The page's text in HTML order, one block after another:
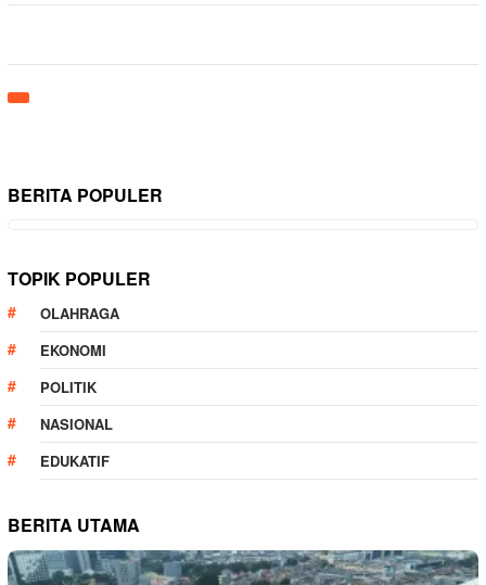
BERITA POPULER
TOPIK POPULER
OLAHRAGA
EKONOMI
POLITIK
NASIONAL
EDUKATIF
BERITA UTAMA